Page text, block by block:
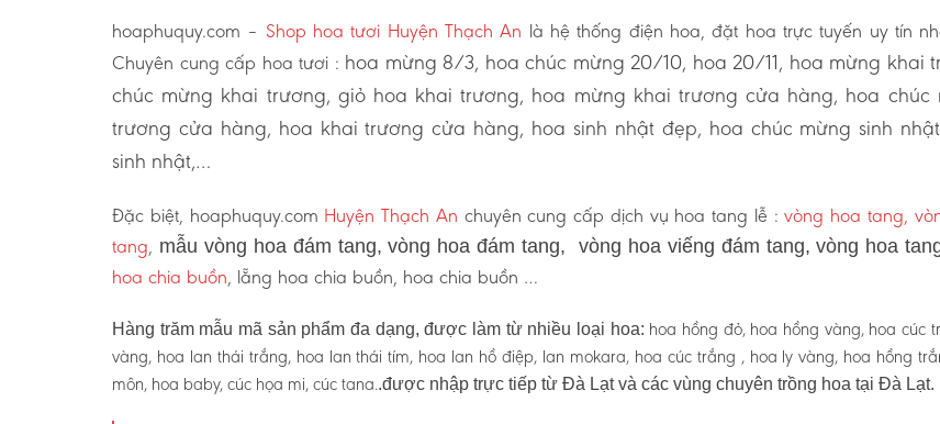
hoaphuquy.com – Shop hoa tươi Huyện Thạch An là hệ thống điện hoa, đặt hoa trực tuyến uy tín
Chuyên cung cấp hoa tươi : hoa mừng 8/3, hoa chúc mừng 20/10, hoa 20/11, hoa mừng khai
chúc mừng khai trương, giỏ hoa khai trương, hoa mừng khai trương cửa hàng, hoa chúc
trương cửa hàng, hoa khai trương cửa hàng, hoa sinh nhật đẹp, hoa chúc mừng sinh
sinh nhật,…
Đặc biệt, hoaphuquy.com Huyện Thạch An chuyên cung cấp dịch vụ hoa tang lễ :vòng hoa tang,
tang, mẫu vòng hoa đám tang, vòng hoa đám tang, vòng hoa viếng đám tang, vòng hoa
hoa chia buồn, lẵng hoa chia buồn, hoa chia buồn …
Hàng trăm mẫu mã sản phẩm đa dạng, được làm từ nhiều loại hoa: hoa hồng đỏ, hoa hồng vàng, hoa cúc
vàng, hoa lan thái trắng, hoa lan thái tím, hoa lan hồ điệp, lan mokara, hoa cúc trắng , hoa ly vàng, hoa hồng
môn, hoa baby, cúc họa mi, cúc tana..được nhập trực tiếp từ Đà Lạt và các vùng chuyên trồng hoa tại Đà Lạt.